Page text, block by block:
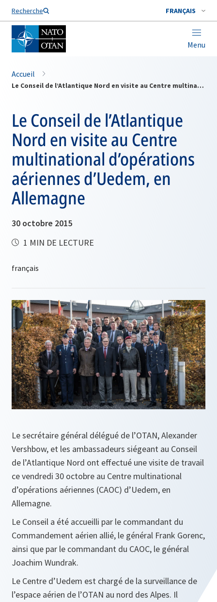
Recherche FRANÇAIS
Menu
Nom de famille*
Accueil
Le Conseil de l’Atlantique Nord en visite au Centre multinational d’opérations aériennes d’Uedem, en Allemagne
Le Conseil de l’Atlantique
Nord en visite au Centre
multinational d’opérations
aériennes d’Uedem, en
Allemagne
30 octobre 2015
1 MIN DE LECTURE
Le secrétaire général délégué de l’OTAN, Alexander
Vershbow, et les ambassadeurs siégeant au Conseil
de l’Atlantique Nord ont effectué une visite de travail
ce vendredi 30 octobre au Centre multinational
d’opérations aériennes (CAOC) d’Uedem, en
Allemagne.
Le Conseil a été accueilli par le commandant du
Commandement aérien allié, le général Frank Gorenc,
ainsi que par le commandant du CAOC, le général
Joachim Wundrak.
Le Centre d’Uedem est chargé de la surveillance de
l’espace aérien de l’OTAN au nord des Alpes. Il